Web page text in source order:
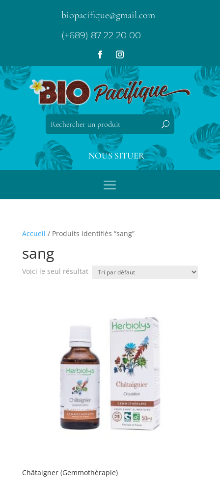
biopacifique@gmail.com
(+689) 87 22 20 00
NOUS SITUER
Accueil / Produits identifiés “sang”
sang
Voici le seul résultat
Châtaigner (Gemmothérapie)